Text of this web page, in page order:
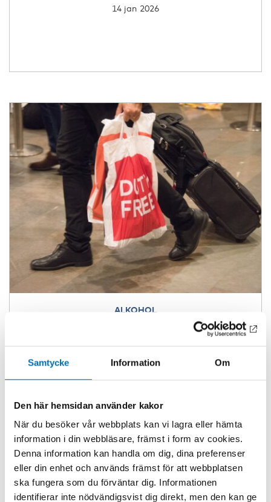
Samtycke Information Om
Den här hemsidan använder kakor
När du besöker vår webbplats kan vi lagra eller hämta
information i din webbläsare, främst i form av cookies.
Denna information kan handla om dig, dina preferenser
eller din enhet och används främst för att webbplatsen
ska fungera som du förväntar dig. Informationen
identifierar inte nödvändigsvist dig direkt, men den kan ge
14 jan 2026
ALKOHOL
Kraftigt ökad resandeinförsel av
alkohol till Sverige efter pandemin